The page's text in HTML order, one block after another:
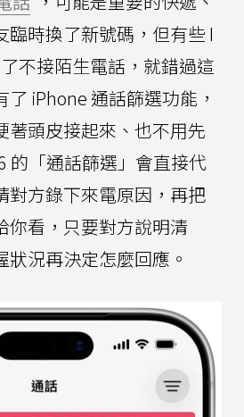
臨時換了新號碼，但有些 I
不接陌生電話，就錯過這
iPhone 通話篩選功能，
著頭皮接起來、也不用先
的「通話篩選」會直接代
對方錄下來電原因，再把
你看，只要對方說明清
況再決定怎麼回應。